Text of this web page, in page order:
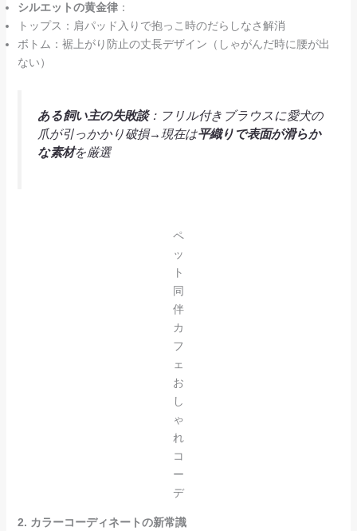
シルエットの黄金律：
トップス：肩パッド入りで抱っこ時のだらしなさ解消
ボトム：裾上がり防止の丈長デザイン（しゃがんだ時に腰が出
ない）
ある飼い主の失敗談：フリル付きブラウスに愛犬の
爪が引っかかり破損→現在は平織りで表面が滑らか
な素材を厳選
ペ
ッ
ト
同
伴
カ
フ
ェ
お
し
ゃ
れ
コ
ー
デ
2. カラーコーディネートの新常識